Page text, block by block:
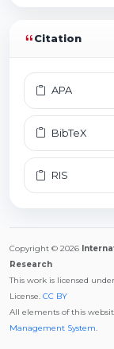
Citation
APA
BibTeX
RIS
Copyright © 2026
Research
This work is licensed
License. CC BY
All elements of this
Management System.